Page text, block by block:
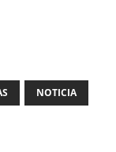
NOTICIA